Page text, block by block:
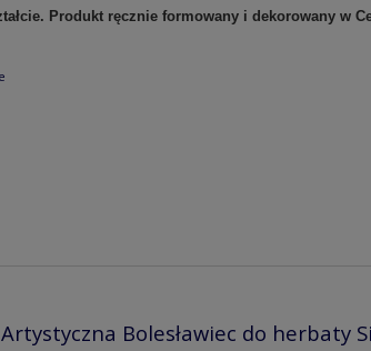
Produkt ręcznie formowany i dekorowany w
Bolesławiec do herbaty